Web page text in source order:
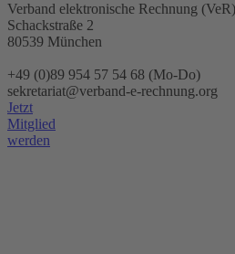
Verband elektronische Rechnung (VeR)
Schackstraße 2
80539 München
+49 (0)89 954 57 54 68 (Mo-Do)
sekretariat@verband-e-rechnung.org
Jetzt
Mitglied
werden